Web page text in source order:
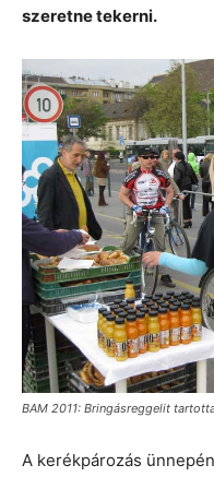
szeretne tekerni.
BAM 2011: Bringásreggelit
A kerékpározás